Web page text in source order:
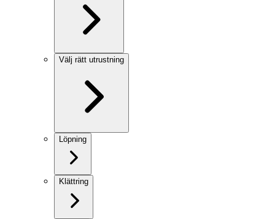
Välj rätt utrustning
Löpning
Klättring